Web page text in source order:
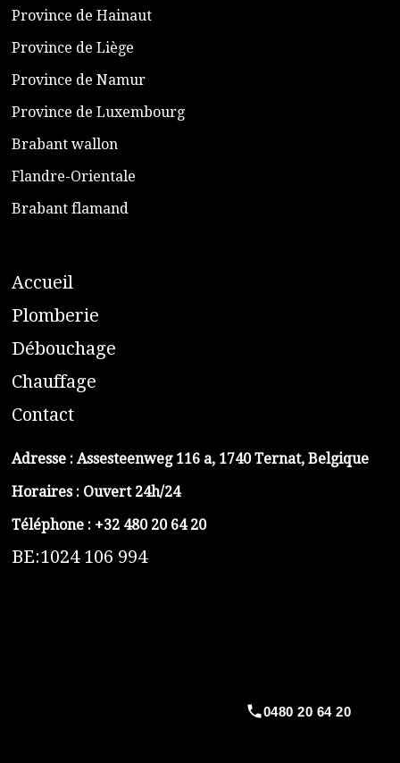
​Province de Hainaut
Province de Liège
​Province de Namur
​Province de Luxembourg
​Brabant wallon
​Flandre-Orientale
​Brabant flamand
Accueil
​Plomberie
Débouchage
Chauffage
Contact
Adresse : Assesteenweg 116 a, 1740 Ternat, Belgique
Horaires : Ouvert 24h/24
Téléphone : +32 480 20 64 20
BE:1024 106 994
0480 20 64 20